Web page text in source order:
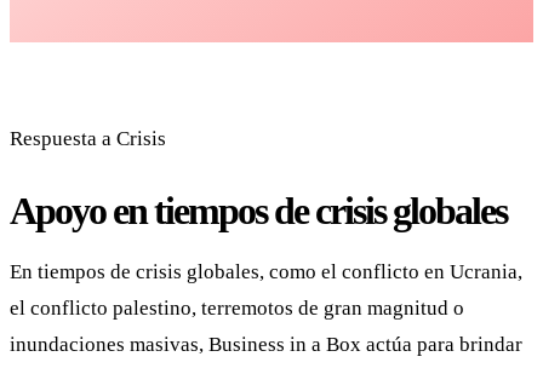
Respuesta a Crisis
Apoyo en tiempos de crisis globales
En tiempos de crisis globales, como el conflicto en Ucrania,
el conflicto palestino, terremotos de gran magnitud o
inundaciones masivas, Business in a Box actúa para brindar